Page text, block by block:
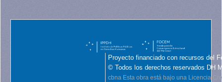
Proyecto financiado con recursos del
© Todos los derechos reservados DH
cbna Esta obra está bajo una Licencia